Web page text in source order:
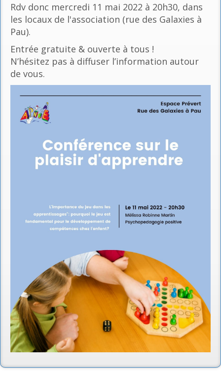
Rdv donc mercredi 11 mai 2022 à 20h30, dans
les locaux de l'association (rue des Galaxies à
Pau).
Entrée gratuite & ouverte à tous !
N’hésitez pas à diffuser l’information autour
de vous.